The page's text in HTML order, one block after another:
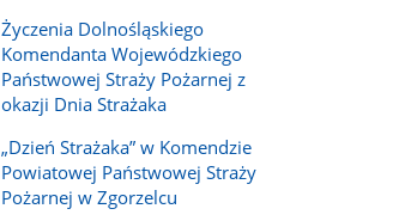
Życzenia Dolnośląskiego
Komendanta Wojewódzkiego
Państwowej Straży Pożarnej z
okazji Dnia Strażaka
„Dzień Strażaka” w Komendzie
Powiatowej Państwowej Straży
Pożarnej w Zgorzelcu